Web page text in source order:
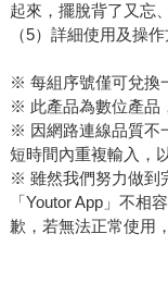
起來，擺脫背了又忘
（5）詳細使用及操
※ 每組序號僅可兌換
※ 此產品為數位產品
※ 因網路連線品質不
短時間內重複輸入，
※ 雖然我們努力做到
「Youtor App」不相
歉，若無法正常使用